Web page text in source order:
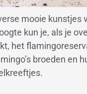
mooie kunstjes
kun je, als je
het
broeden en